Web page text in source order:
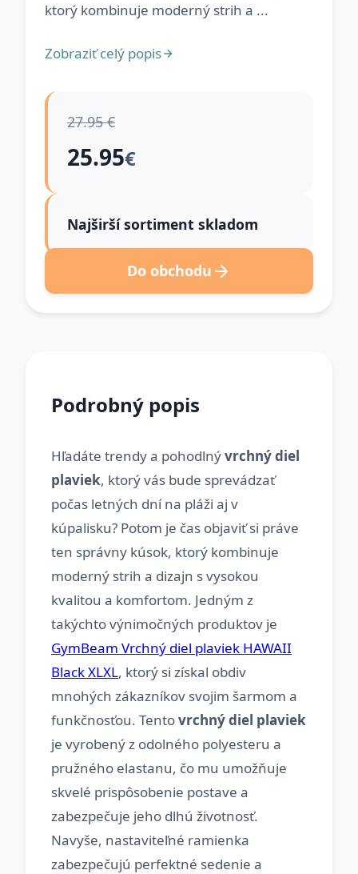
ktorý kombinuje moderný strih a ...
Zobraziť celý popis
27.95 €
25.95€
Najširší sortiment skladom
Do obchodu
Podrobný popis
Hľadáte trendy a pohodlnývrchný diel
plaviek, ktorý vás bude sprevádzať
počas letných dní na pláži aj v
kúpalisku? Potom je čas objaviť si práve
ten správny kúsok, ktorý kombinuje
moderný strih a dizajn s vysokou
kvalitou a komfortom. Jedným z
takýchto výnimočných produktov je
GymBeam Vrchný diel plaviek HAWAII
Black XLXL, ktorý si získal obdiv
mnohých zákazníkov svojim šarmom a
funkčnosťou. Tentovrchný diel plaviek
je vyrobený z odolného polyesteru a
pružného elastanu, čo mu umožňuje
skvelé prispôsobenie postave a
zabezpečuje jeho dlhú životnosť.
Navyše, nastaviteľné ramienka
zabezpečujú perfektné sedenie a